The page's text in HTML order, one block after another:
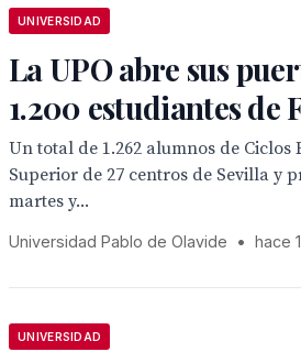
UNIVERSIDAD
La UPO abre sus
1.200 estudiantes de
Un total de 1.262 alumnos de Ciclos
Superior de 27 centros de Sevilla y
martes y...
Universidad Pablo de Olavide • hace
UNIVERSIDAD